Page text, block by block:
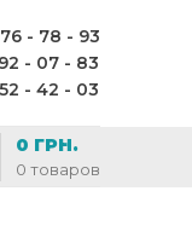
- 78 - 93
- 07 - 83
- 42 - 03
0 товаров
0 ГРН.